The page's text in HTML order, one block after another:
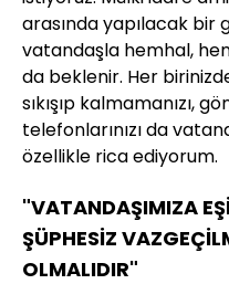
arasında yapılacak bir
vatandaşla hemhal,
da beklenir. Her
sıkışıp kalmamanızı,
telefonlarınızı da
özellikle rica ediyorum.
"VATANDAŞIMIZA
ŞÜPHESİZ
OLMALIDIR"